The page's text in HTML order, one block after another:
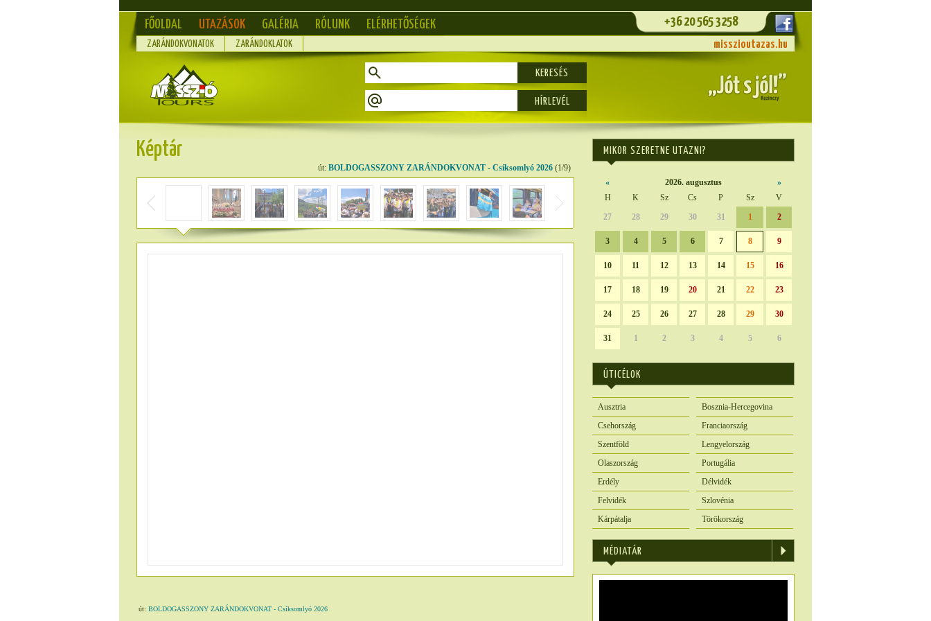
FŐOLDAL UTAZÁSOK GALÉRIA RÓLUNK ELÉRHETŐSÉGEK +36 20 565 3258
ZARÁNDOKVONATOK ZARÁNDOKLATOK misszioutazas.hu
KERESÉS
Képtár
út: BOLDOGASSZONY ZARÁNDOKVONAT - Csíksomlyó 2026 (1/9)
út: BOLDOGASSZONY ZARÁNDOKVONAT - Csíksomlyó 2026
MIKOR SZERETNE UTAZNI?
« 2026. augusztus
»
H
K Sz Cs P Sz
V
27
28 29 30 31 1 2
3 4 5 6 7 8 9
10 11 12 13 14 15 16
17 18 19 20 21 22 23
24 25 26 27 28 29 30
31 1 2 3 4 5 6
ÚTICÉLOK
Ausztria
Bosznia-Hercegovina
Csehország
Franciaország
Szentföld
Lengyelország
Olaszország
Portugália
Erdély
Délvidék
Felvidék
Szlovénia
Kárpátalja
Törökország
MÉDIATÁR